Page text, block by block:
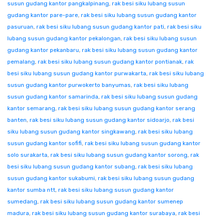
susun gudang kantor pangkalpinang, rak besi siku lubang susun
gudang kantor pare-pare, rak besi siku lubang susun gudang kantor
pasuruan, rak besi siku lubang susun gudang kantor pati, rak besi siku
lubang susun gudang kantor pekalongan, rak besi siku lubang susun
gudang kantor pekanbaru, rak besi siku lubang susun gudang kantor
pemalang, rak besi siku lubang susun gudang kantor pontianak, rak
besi siku lubang susun gudang kantor purwakarta, rak besi siku lubang
susun gudang kantor purwokerto banyumas, rak besi siku lubang
susun gudang kantor samarinda, rak besi siku lubang susun gudang
kantor semarang, rak besi siku lubang susun gudang kantor serang
banten, rak besi siku lubang susun gudang kantor sidoarjo, rak besi
siku lubang susun gudang kantor singkawang, rak besi siku lubang
susun gudang kantor sofifi, rak besi siku lubang susun gudang kantor
solo surakarta, rak besi siku lubang susun gudang kantor sorong, rak
besi siku lubang susun gudang kantor subang, rak besi siku lubang
susun gudang kantor sukabumi, rak besi siku lubang susun gudang
kantor sumba ntt, rak besi siku lubang susun gudang kantor
sumedang, rak besi siku lubang susun gudang kantor sumenep
madura, rak besi siku lubang susun gudang kantor surabaya, rak besi